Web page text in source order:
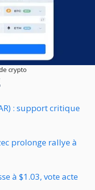
crypto
: support critique
prolonge rallye à
à $1.03, vote acte